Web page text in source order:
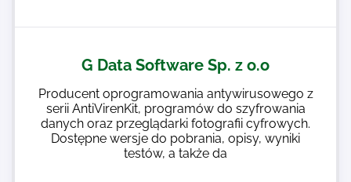
G Data Software Sp. z o.o
Producent oprogramowania antywirusowego z
serii AntiVirenKit, programów do szyfrowania
danych oraz przeglądarki fotografii cyfrowych.
Dostępne wersje do pobrania, opisy, wyniki
testów, a także da